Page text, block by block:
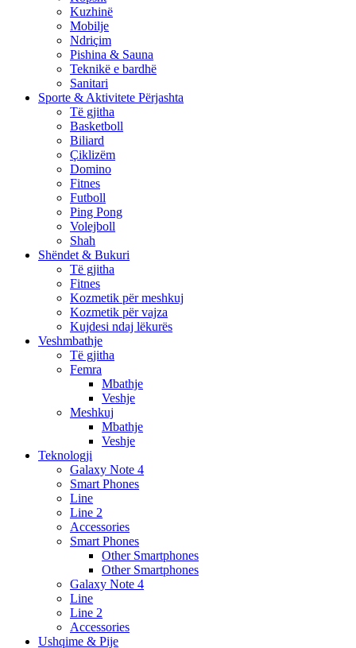
Kuzhinë
Mobilje
Ndriçim
Pishina & Sauna
Teknikë e bardhë
Sanitari
Sporte & Aktivitete Përjashta
Të gjitha
Basketboll
Biliard
Çiklizëm
Domino
Fitnes
Futboll
Ping Pong
Volejboll
Shah
Shëndet & Bukuri
Të gjitha
Fitnes
Kozmetik për meshkuj
Kozmetik për vajza
Kujdesi ndaj lëkurës
Veshmbathje
Të gjitha
Femra
Mbathje
Veshje
Meshkuj
Mbathje
Veshje
Teknologji
Galaxy Note 4
Smart Phones
Line
Line 2
Accessories
Smart Phones
Other Smartphones
Other Smartphones
Galaxy Note 4
Line
Line 2
Accessories
Ushqime & Pije